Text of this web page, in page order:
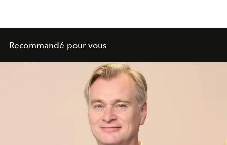
Recommandé pour vous